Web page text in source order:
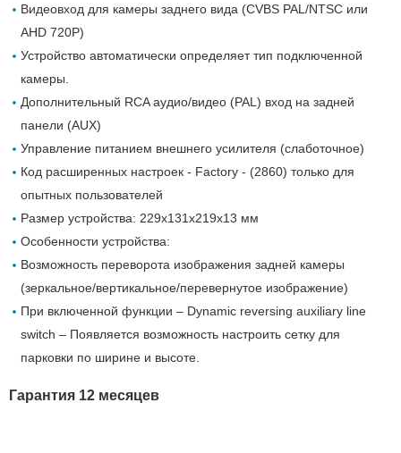
Видеовход для камеры заднего вида (CVBS PAL/NTSC или
AHD 720P)
Устройство автоматически определяет тип подключенной
камеры.
Дополнительный RCA аудио/видео (PAL) вход на задней
панели (AUX)
Управление питанием внешнего усилителя (слаботочное)
Код расширенных настроек - Factory - (2860) только для
опытных пользователей
Размер устройства: 229х131х219х13 мм
Особенности устройства:
Возможность переворота изображения задней камеры
(зеркальное/вертикальное/перевернутое изображение)
При включенной функции – Dynamic reversing auxiliary line
switch – Появляется возможность настроить сетку для
парковки по ширине и высоте.
Гарантия 12 месяцев